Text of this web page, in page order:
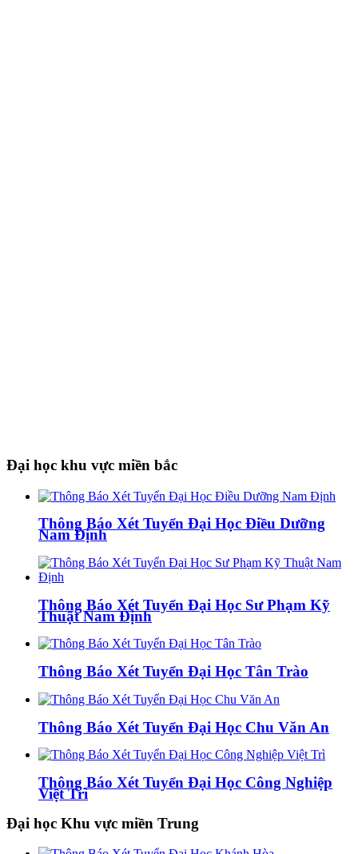
Đại học khu vực miền bắc
Thông Báo Xét Tuyển Đại Học Điều Dưỡng
Nam Định
Thông Báo Xét Tuyển Đại Học Sư Phạm Kỹ
Thuật Nam Định
Thông Báo Xét Tuyển Đại Học Tân Trào
Thông Báo Xét Tuyển Đại Học Chu Văn An
Thông Báo Xét Tuyển Đại Học Công Nghiệp
Việt Trì
Đại học Khu vực miền Trung